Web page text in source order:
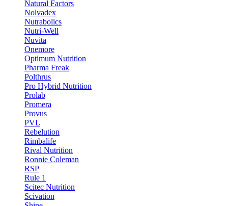
Natural Factors
Nolvadex
Nutrabolics
Nutri-Well
Nuvita
Onemore
Optimum Nutrition
Pharma Freak
Polthrus
Pro Hybrid Nutrition
Prolab
Promera
Provus
PVL
Rebelution
Rimbalife
Rival Nutrition
Ronnie Coleman
RSP
Rule 1
Scitec Nutrition
Scivation